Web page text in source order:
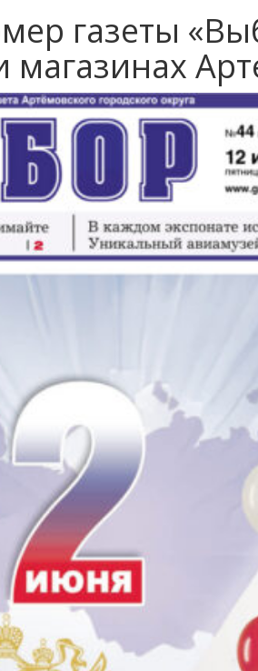
газеты
магазинах